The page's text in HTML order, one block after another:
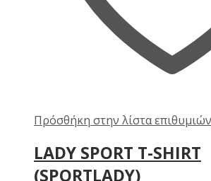
Πρόσθήκη στην λίστα επιθυμιών
LADY SPORT T-SHIRT
(SPORTLADY)